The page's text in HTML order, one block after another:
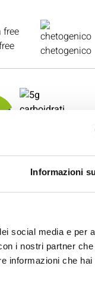
Informazioni
social media e per
i nostri partner
informazioni che
chetogenico
di pisello, proteine
fibra di
L-Lisina.